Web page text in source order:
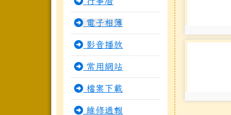
電子相簿
影音播放
常用網站
檔案下載
維修通報
photo:350
photo:354